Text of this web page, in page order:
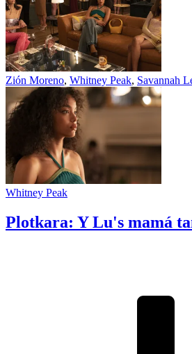
Zión Moreno, Whitney Peak, Savannah
Whitney Peak
Plotkara: Y Lu's mamá